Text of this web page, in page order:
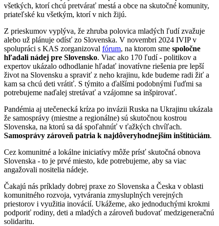
všetkých, ktorí chcú pretvárať mestá a obce na skutočné komunity,
priateľské ku všetkým, ktorí v nich žijú.
Z prieskumov vyplýva, že zhruba polovica mladých ľudí zvažuje
alebo už plánuje odísť zo Slovenska. V novembri 2024 IVIP v
spolupráci s KAS zorganizoval fórum, na ktorom sme spoločne
hľadali nádej pre Slovensko. Viac ako 170 ľudí - politikov a
expertov ukázalo odhodlanie hľadať inovatívne riešenia pre lepší
život na Slovensku a spraviť z neho krajinu, kde budeme radi žiť a
kam sa chcú deti vrátiť. S týmito a ďalšími podobnými ľuďmi sa
potrebujeme naďalej stretávať a vzájomne sa inšpirovať.
Pandémia aj utečenecká kríza po invázii Ruska na Ukrajinu ukázala
že samosprávy (miestne a regionálne) sú skutočnou kostrou
Slovenska, na ktorú sa dá spoľahnúť v ťažkých chvíľach.
Samosprávy zároveň patria k najdôveryhodnejším inštitúciám.
Cez komunitné a lokálne iniciatívy môže prísť skutočná obnova
Slovenska - to je prvé miesto, kde potrebujeme, aby sa viac
angažovali nositelia nádeje.
Čakajú nás príklady dobrej praxe zo Slovenska a Česka v oblasti
komunitného rozvoja, vytvárania zmysluplných verejných
priestorov i využitia inovácií. Ukážeme, ako jednoduchými krokmi
podporiť rodiny, deti a mladých a zároveň budovať medzigeneračnú
solidaritu.